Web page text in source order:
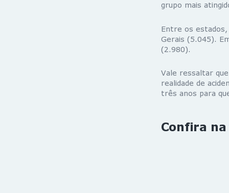
grupo mais
Entre os estados,
Gerais (5.045).
(2.980).
Vale ressaltar
realidade de
três anos para
Confira